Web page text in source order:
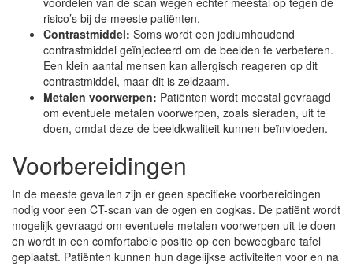
risico’s bij de meeste patiënten.
Contrastmiddel: Soms wordt een jodiumhoudend
contrastmiddel geïnjecteerd om de beelden te verbeteren.
Een klein aantal mensen kan allergisch reageren op dit
contrastmiddel, maar dit is zeldzaam.
Metalen voorwerpen: Patiënten wordt meestal gevraagd
om eventuele metalen voorwerpen, zoals sieraden, uit te
doen, omdat deze de beeldkwaliteit kunnen beïnvloeden.
Voorbereidingen
In de meeste gevallen zijn er geen specifieke voorbereidingen
nodig voor een CT-scan van de ogen en oogkas. De patiënt wordt
mogelijk gevraagd om eventuele metalen voorwerpen uit te doen
en wordt in een comfortabele positie op een beweegbare tafel
geplaatst. Patiënten kunnen hun dagelijkse activiteiten voor en na